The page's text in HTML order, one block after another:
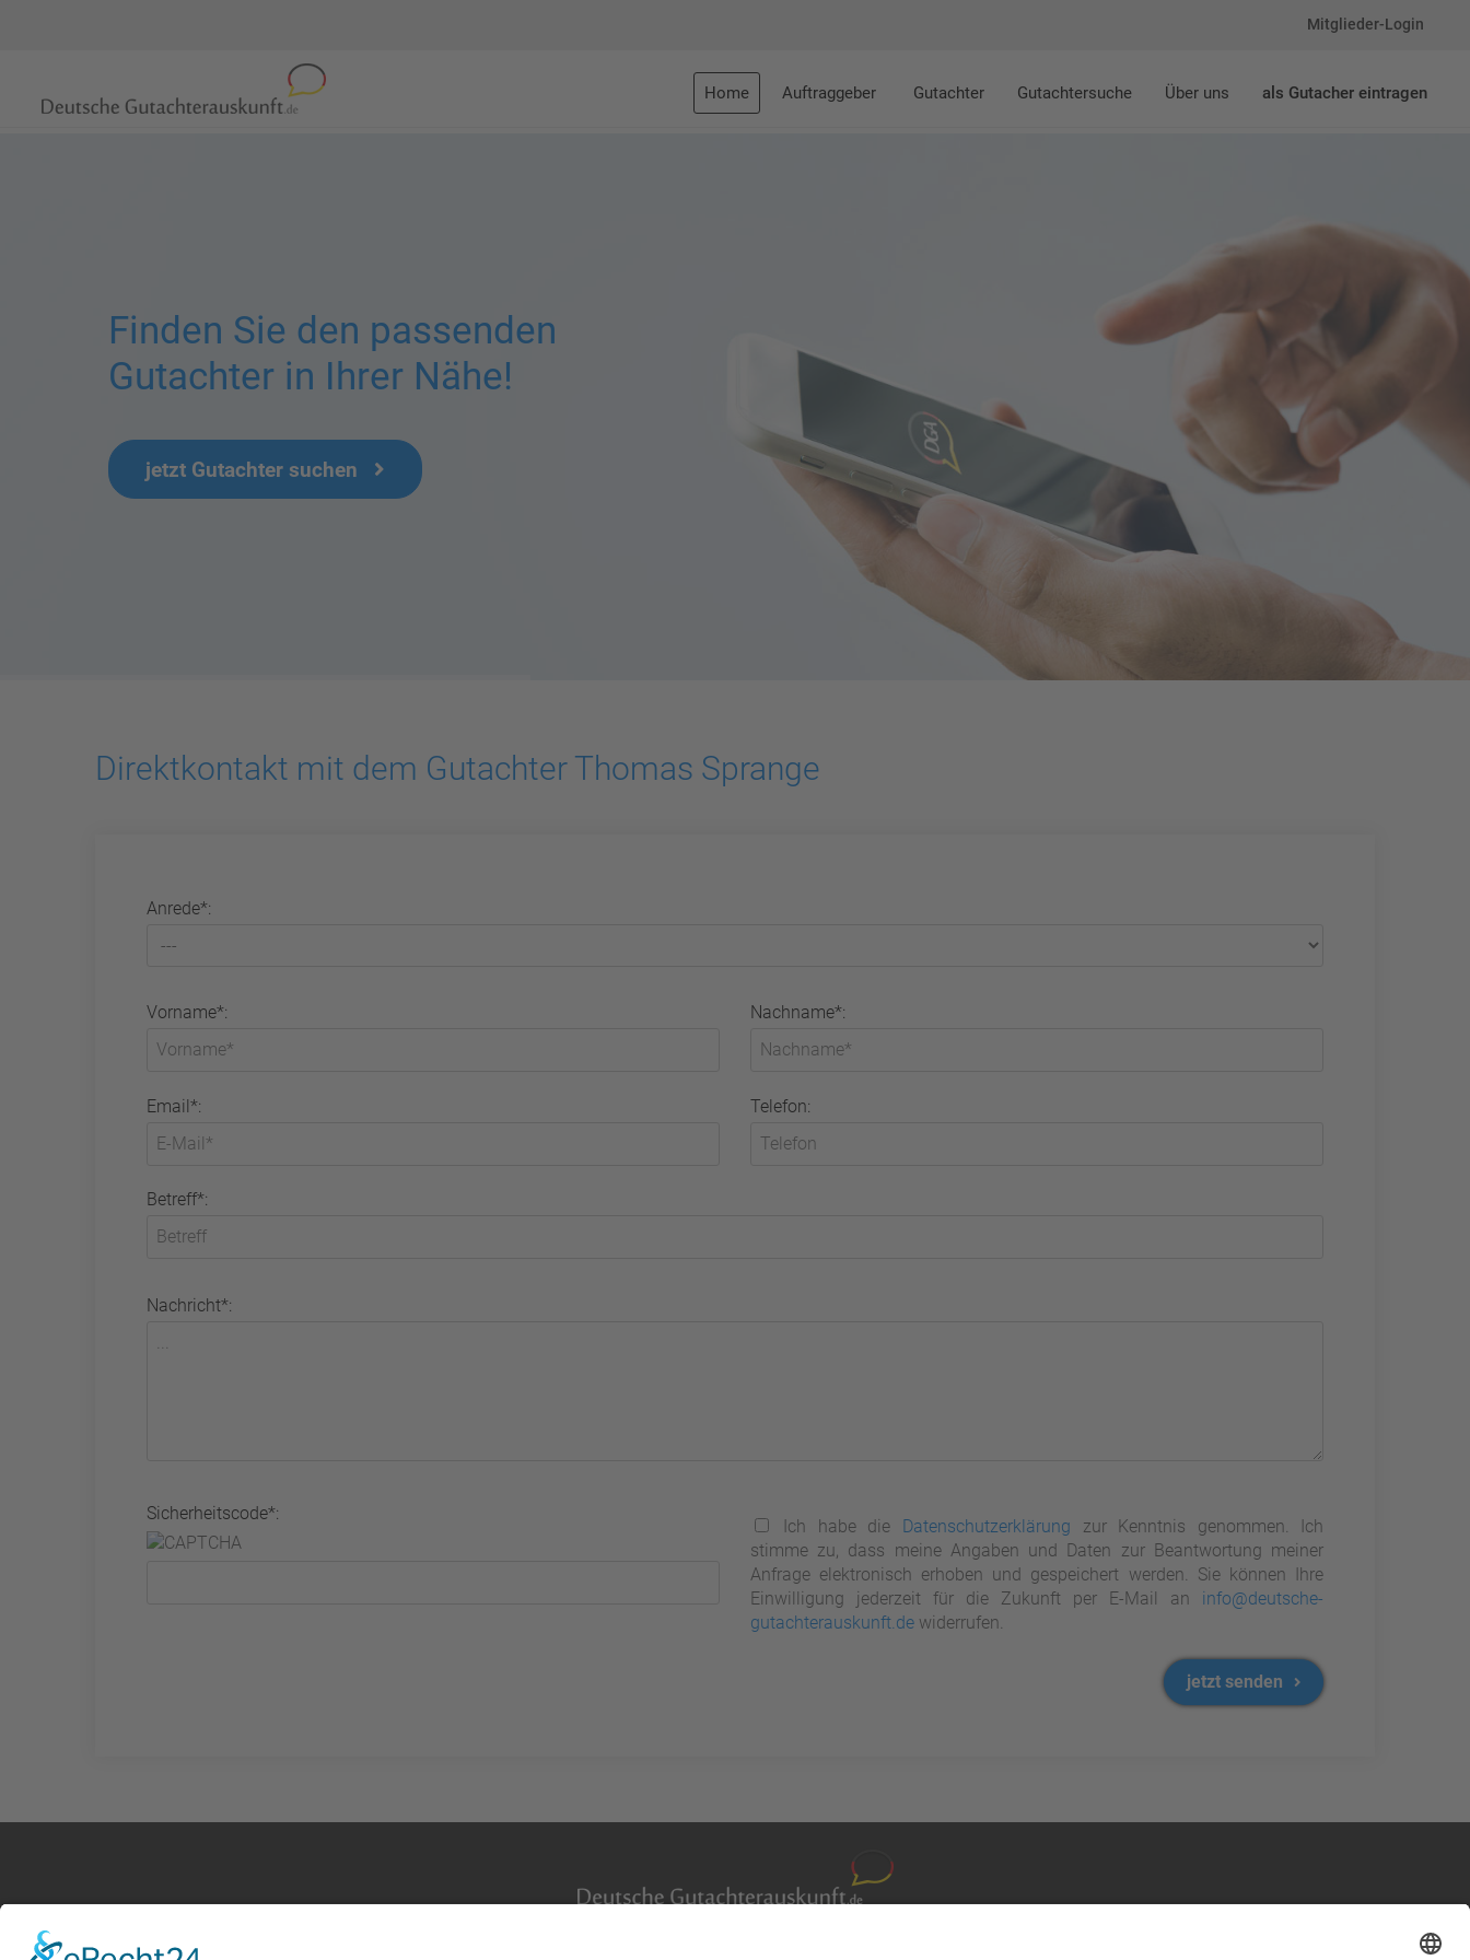
Mitglieder-Login
Home Auftraggeber Gutachter Gutachtersuche Über uns als Gutacher eintragen
Finden Sie den passenden
Gutachter in Ihrer Nähe!
jetzt Gutachter suchen
Direktkontakt mit dem Gutachter Thomas Sprange
Anrede*:
Vorname*: Nachname*:
Email*: Telefon:
Betreff*:
Nachricht*:
Sicherheitscode*:
Ich habe die Datenschutzerklärung zur Kenntnis genommen. Ich
stimme zu, dass meine Angaben und Daten zur Beantwortung meiner
Anfrage elektronisch erhoben und gespeichert werden. Sie können Ihre
Einwilligung jederzeit für die Zukunft per E-Mail an info@deutsche-
gutachterauskunft.dewiderrufen.
jetzt senden